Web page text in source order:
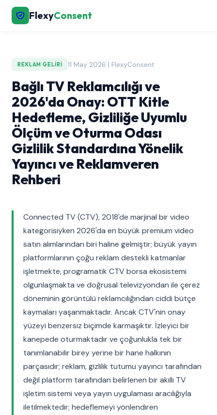
FlexyConsent
REKLAM GELIRI 11 May 2026 | FlexyConsent
Bağlı TV Reklamcılığı ve
2026'da Onay: OTT Kitle
Hedefleme, Gizliliğe Uyumlu
Ölçüm ve Oturma Odası
Gizlilik Standardına Yönelik
Yayıncı ve Reklamveren
Rehberi
Connected TV (CTV), 2018'de marjinal bir video
kategorisiyken 2026'da en büyük premium video
satın alımlarından biri haline gelmiştir; büyük yayın
platformlarının çoğu reklam destekli katmanlar
işletmekte, programatik CTV borsa ekosistemi
olgunlaşmakta ve doğrusal televizyondan ile çerez
döneminin görüntülü reklamcılığından ciddi bütçe
kaymaları yaşanmaktadır. Ancak CTV'nin onay
yüzeyi benzersiz biçimde karmaşıktır. İzleyici bir
kanepede oturmaktadır ve çoğunlukla tek bir
tanımlanabilir birey yerine bir hane halkının
parçasıdır; reklam, gizlilik tutumu yayıncı tarafından
değil platform tarafından belirlenen bir akıllı TV
işletim sistemi veya yayın uygulaması aracılığıyla
iletilmektedir; hedeflemeyi yönlendiren